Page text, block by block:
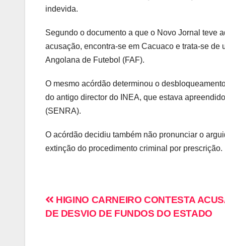
indevida.
Segundo o documento a que o Novo Jornal teve
acusação, encontra-se em Cacuaco e trata-se
Angolana de Futebol (FAF).
O mesmo acórdão determinou o
do antigo director do INEA, que estava
(SENRA).
O acórdão decidiu também não pronunciar o
extinção do procedimento criminal por prescrição.
HIGINO CARNEIRO CONTESTA
DE DESVIO DE FUNDOS DO ESTADO